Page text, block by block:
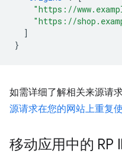
"https://
"https://
]
}
如需详细了解相关来源请
源请求在您的网站上重复
移动应用中的 RP